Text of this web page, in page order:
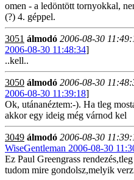
omen - a ledöntött tornyokkal,
(?) 4. géppel.
3051 álmodó 2006-08-30
2006-08-30 11:48:34]
..kell..
3050 álmodó 2006-08-30
2006-08-30 11:39:18]
Ok, utánanéztem:-). Ha tleg
akkor egy ideig még várnod kel
3049 álmodó 2006-08-30
WiseGentleman 2006-08-30
Ez Paul Greengrass
tudom mire gondolsz,melyik